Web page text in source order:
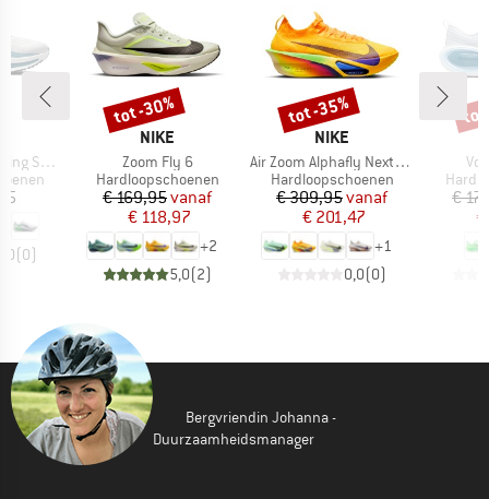
Shoes
(0)
MERK
NIKE
Artikel
Zoom Fly 6
Productgroep
Hardloopschoenen
Prijs
€ 169,95Verlaagde prijs
vanaf
€ 118,97
+2
5,0(2)
Korting
tot -30%
MERK
NIKE
Artikel
Air Zoom Alphafly Next% 3
Productgroep
Hardloopschoenen
Prijs
€ 309,95Verlaagde prijs
vanaf
€ 201,47
+1
0,0(0)
Korting
tot -35%
€
€
tot
Bergvriendin Johanna -
Duurzaamheidsmanager